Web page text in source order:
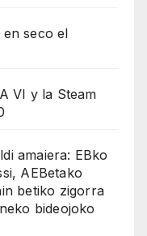
seco el
VI y la Steam
amaiera: EBko
AEBetako
betiko zigorra
bideojoko